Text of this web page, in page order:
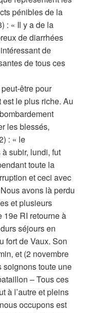
pénibles de la
: « Il y a de la
de diarrhées
de
de tous ces
être pour
le plus riche. Au
les blessés,
: « le
subir, lundi, fut
toute la
et ceci avec
avons là perdu
et plusieurs
19e RI retourne à
séjours en
fort de Vaux. Son
et (2 novembre
soignons toute une
– Tous ces
à l’autre et pleins
occupons est